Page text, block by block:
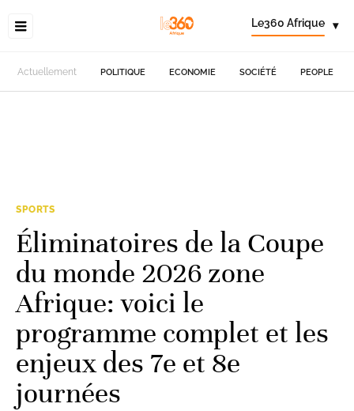
Le360 Afrique ▾
Actuellement POLITIQUE ECONOMIE SOCIÉTÉ PEOPLE
SPORTS
Éliminatoires de la Coupe
du monde 2026 zone
Afrique: voici le
programme complet et les
enjeux des 7e et 8e
journées